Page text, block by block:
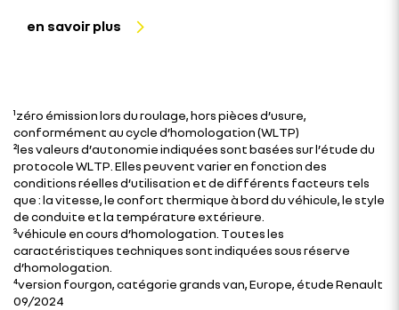
en savoir plus
¹zéro émission lors du roulage, hors pièces d’usure,
conformément au cycle d’homologation (WLTP)
²les valeurs d’autonomie indiquées sont basées sur l’étude du
protocole WLTP. Elles peuvent varier en fonction des
conditions réelles d’utilisation et de différents facteurs tels
que : la vitesse, le confort thermique à bord du véhicule, le style
de conduite et la température extérieure.
³véhicule en cours d’homologation. Toutes les
caractéristiques techniques sont indiquées sous réserve
d’homologation.
⁴version fourgon, catégorie grands van, Europe, étude Renault
09/2024